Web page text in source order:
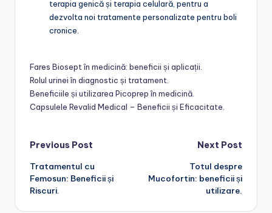
terapia genică și terapia celulară, pentru a
dezvolta noi tratamente personalizate pentru boli
cronice.
Fares Biosept în medicină: beneficii și aplicații.
Rolul urinei în diagnostic și tratament.
Beneficiile și utilizarea Picoprep în medicină.
Capsulele Revalid Medical – Beneficii și Eficacitate.
Post
navigation
Previous Post
Tratamentul cu
Femosun: Beneficii și
Riscuri.
Next Post
Totul despre
Mucofortin: beneficii și
utilizare.